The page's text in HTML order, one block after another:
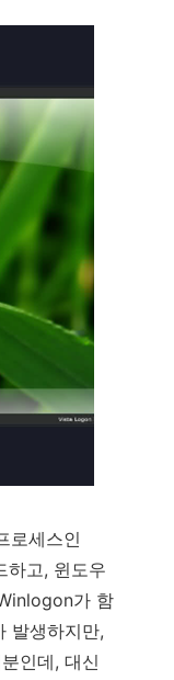
로세스인
하고, 윈도우
가 함
발생하지만,
인데, 대신